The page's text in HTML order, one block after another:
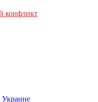
конфликт
Украине